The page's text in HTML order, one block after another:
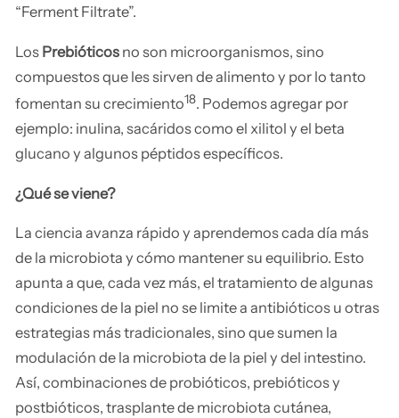
“Ferment Filtrate”.
Los Prebióticosno son microorganismos, sino
compuestos que les sirven de alimento y por lo tanto
fomentan su crecimiento18. Podemos agregar por
ejemplo: inulina, sacáridos como el xilitol y el beta
glucano y algunos péptidos específicos.
¿Qué se viene?
La ciencia avanza rápido y aprendemos cada día más
de la microbiota y cómo mantener su equilibrio. Esto
apunta a que, cada vez más, el tratamiento de algunas
condiciones de la piel no se limite a antibióticos u otras
estrategias más tradicionales, sino que sumen la
modulación de la microbiota de la piel y del intestino.
Así, combinaciones de probióticos, prebióticos y
postbióticos, trasplante de microbiota cutánea,